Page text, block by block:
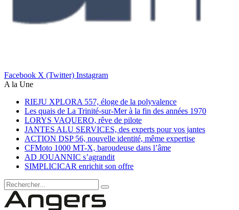
Facebook X (Twitter) Instagram
A la Une
RIEJU XPLORA 557, éloge de la polyvalence
Les quais de La Trinité-sur-Mer à la fin des années 1970
LORYS VAQUERO, rêve de pilote
JANTES ALU SERVICES, des experts pour vos jantes
ACTION DSP 56, nouvelle identité, même expertise
CFMoto 1000 MT-X, baroudeuse dans l’âme
AD JOUANNIC s’agrandit
SIMPLICICAR enrichit son offre